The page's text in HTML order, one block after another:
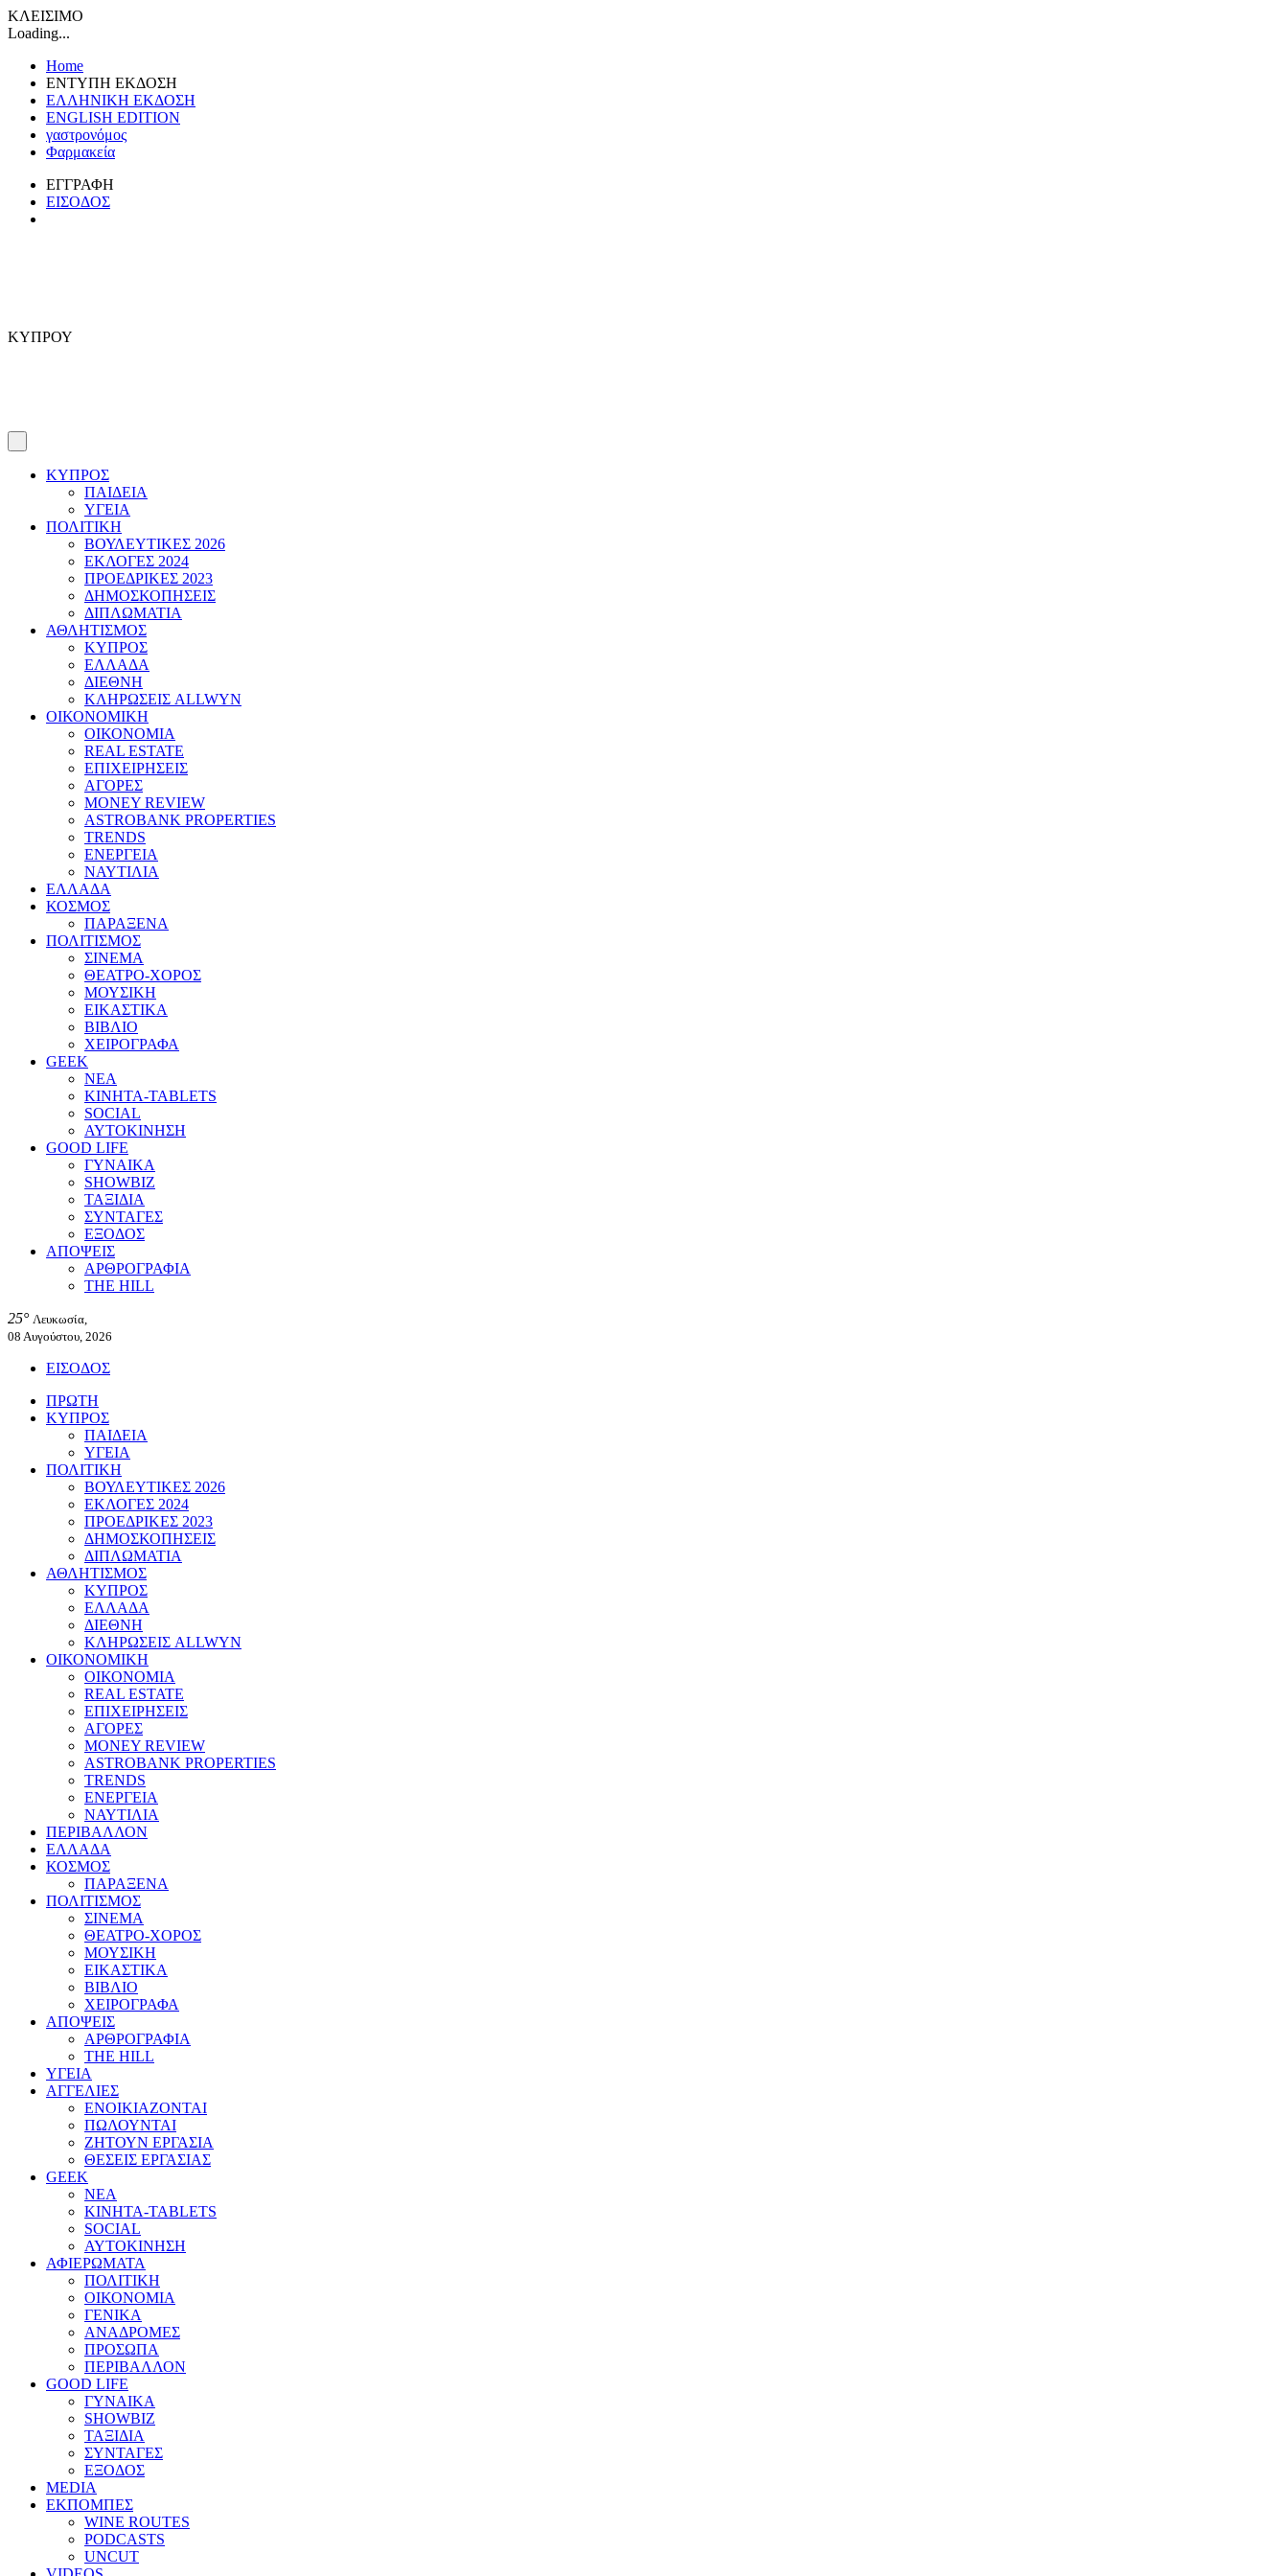
ΚΛΕΙΣΙΜΟ
Loading...
Home
ΕΝΤΥΠΗ ΕΚΔΟΣΗ
ΕΛΛΗΝΙΚΗ ΕΚΔΟΣΗ
ENGLISH EDITION
γαστρονόμος
Φαρμακεία
ΕΓΓΡΑΦΗ
ΕΙΣΟΔΟΣ
ΚΥΠΡΟΥ
ΚΥΠΡΟΣ
ΠΑΙΔΕΙΑ
ΥΓΕΙΑ
ΠΟΛΙΤΙΚΗ
ΒΟΥΛΕΥΤΙΚΕΣ 2026
ΕΚΛΟΓΕΣ 2024
ΠΡΟΕΔΡΙΚΕΣ 2023
ΔΗΜΟΣΚΟΠΗΣΕΙΣ
ΔΙΠΛΩΜΑΤΙΑ
ΑΘΛΗΤΙΣΜΟΣ
ΚΥΠΡΟΣ
ΕΛΛΑΔΑ
ΔΙΕΘΝΗ
ΚΛΗΡΩΣΕΙΣ ALLWYN
ΟΙΚΟΝΟΜΙΚΗ
ΟΙΚΟΝΟΜΙΑ
REAL ESTATE
ΕΠΙΧΕΙΡΗΣΕΙΣ
ΑΓΟΡΕΣ
MONEY REVIEW
ASTROBANK PROPERTIES
TRENDS
ΕΝΕΡΓΕΙΑ
ΝΑΥΤΙΛΙΑ
ΕΛΛΑΔΑ
ΚΟΣΜΟΣ
ΠΑΡΑΞΕΝΑ
ΠΟΛΙΤΙΣΜΟΣ
ΣΙΝΕΜΑ
ΘΕΑΤΡΟ-ΧΟΡΟΣ
ΜΟΥΣΙΚΗ
ΕΙΚΑΣΤΙΚΑ
ΒΙΒΛΙΟ
ΧΕΙΡΟΓΡΑΦΑ
GEEK
ΝΕΑ
ΚΙΝΗΤΑ-TABLETS
SOCIAL
ΑΥΤΟΚΙΝΗΣΗ
GOOD LIFE
ΓΥΝΑΙΚΑ
SHOWBIZ
ΤΑΞΙΔΙΑ
ΣΥΝΤΑΓΕΣ
ΕΞΟΔΟΣ
ΑΠΟΨΕΙΣ
ΑΡΘΡΟΓΡΑΦΙΑ
THE HILL
25° Λευκωσία,
08 Αυγούστου, 2026
ΕΙΣΟΔΟΣ
ΠΡΩΤΗ
ΚΥΠΡΟΣ
ΠΑΙΔΕΙΑ
ΥΓΕΙΑ
ΠΟΛΙΤΙΚΗ
ΒΟΥΛΕΥΤΙΚΕΣ 2026
ΕΚΛΟΓΕΣ 2024
ΠΡΟΕΔΡΙΚΕΣ 2023
ΔΗΜΟΣΚΟΠΗΣΕΙΣ
ΔΙΠΛΩΜΑΤΙΑ
ΑΘΛΗΤΙΣΜΟΣ
ΚΥΠΡΟΣ
ΕΛΛΑΔΑ
ΔΙΕΘΝΗ
ΚΛΗΡΩΣΕΙΣ ALLWYN
ΟΙΚΟΝΟΜΙΚΗ
ΟΙΚΟΝΟΜΙΑ
REAL ESTATE
ΕΠΙΧΕΙΡΗΣΕΙΣ
ΑΓΟΡΕΣ
MONEY REVIEW
ASTROBANK PROPERTIES
TRENDS
ΕΝΕΡΓΕΙΑ
ΝΑΥΤΙΛΙΑ
ΠΕΡΙΒΑΛΛΟΝ
ΕΛΛΑΔΑ
ΚΟΣΜΟΣ
ΠΑΡΑΞΕΝΑ
ΠΟΛΙΤΙΣΜΟΣ
ΣΙΝΕΜΑ
ΘΕΑΤΡΟ-ΧΟΡΟΣ
ΜΟΥΣΙΚΗ
ΕΙΚΑΣΤΙΚΑ
ΒΙΒΛΙΟ
ΧΕΙΡΟΓΡΑΦΑ
ΑΠΟΨΕΙΣ
ΑΡΘΡΟΓΡΑΦΙΑ
THE HILL
ΥΓΕΙΑ
ΑΓΓΕΛΙΕΣ
ΕΝΟΙΚΙΑΖΟΝΤΑΙ
ΠΩΛΟΥΝΤΑΙ
ΖΗΤΟΥΝ ΕΡΓΑΣΙΑ
ΘΕΣΕΙΣ ΕΡΓΑΣΙΑΣ
GEEK
ΝΕΑ
ΚΙΝΗΤΑ-TABLETS
SOCIAL
ΑΥΤΟΚΙΝΗΣΗ
ΑΦΙΕΡΩΜΑΤΑ
ΠΟΛΙΤΙΚΗ
ΟΙΚΟΝΟΜΙΑ
ΓΕΝΙΚΑ
ΑΝΑΔΡΟΜΕΣ
ΠΡΟΣΩΠΑ
ΠΕΡΙΒΑΛΛΟΝ
GOOD LIFE
ΓΥΝΑΙΚΑ
SHOWBIZ
ΤΑΞΙΔΙΑ
ΣΥΝΤΑΓΕΣ
ΕΞΟΔΟΣ
MEDIA
ΕΚΠΟΜΠΕΣ
WINE ROUTES
PODCASTS
UNCUT